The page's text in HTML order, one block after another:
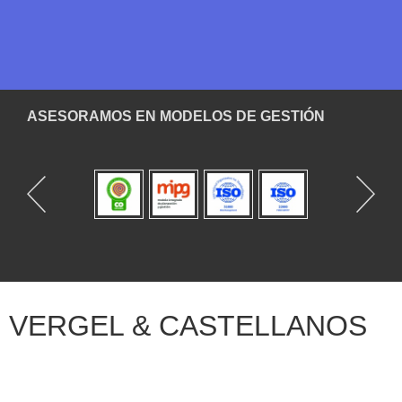
ASESORAMOS EN MODELOS DE GESTIÓN
VERGEL & CASTELLANOS